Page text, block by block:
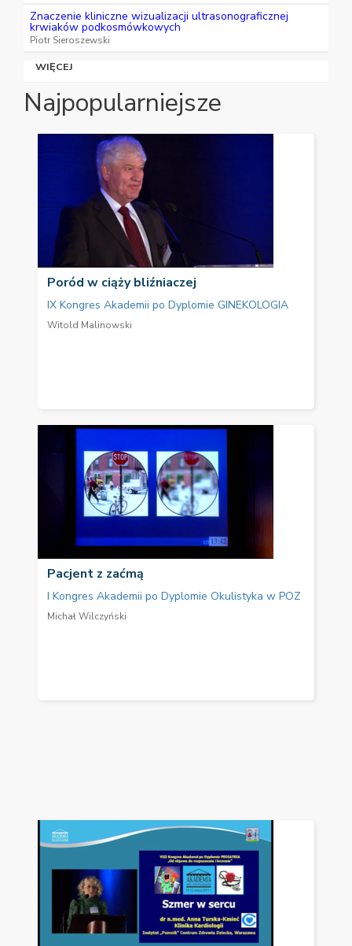
Znaczenie kliniczne wizualizacji ultrasonograficznej
krwiaków podkosmówkowych
Piotr Sieroszewski
WIĘCEJ
Najpopularniejsze
Poród w ciąży bliźniaczej
IX Kongres Akademii po Dyplomie GINEKOLOGIA
Witold Malinowski
Pacjent z zaćmą
I Kongres Akademii po Dyplomie Okulistyka w POZ
Michał Wilczyński